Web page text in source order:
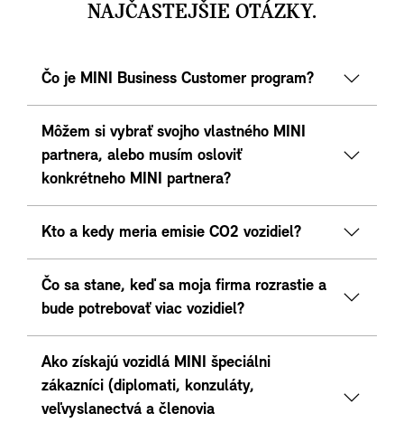
NAJČASTEJŠIE OTÁZKY.
Čo je MINI Business Customer program?
Môžem si vybrať svojho vlastného MINI
partnera, alebo musím osloviť
konkrétneho MINI partnera?
Kto a kedy meria emisie CO2 vozidiel?
Čo sa stane, keď sa moja firma rozrastie a
bude potrebovať viac vozidiel?
Ako získajú vozidlá MINI špeciálni
zákazníci (diplomati, konzuláty,
veľvyslanectvá a členovia